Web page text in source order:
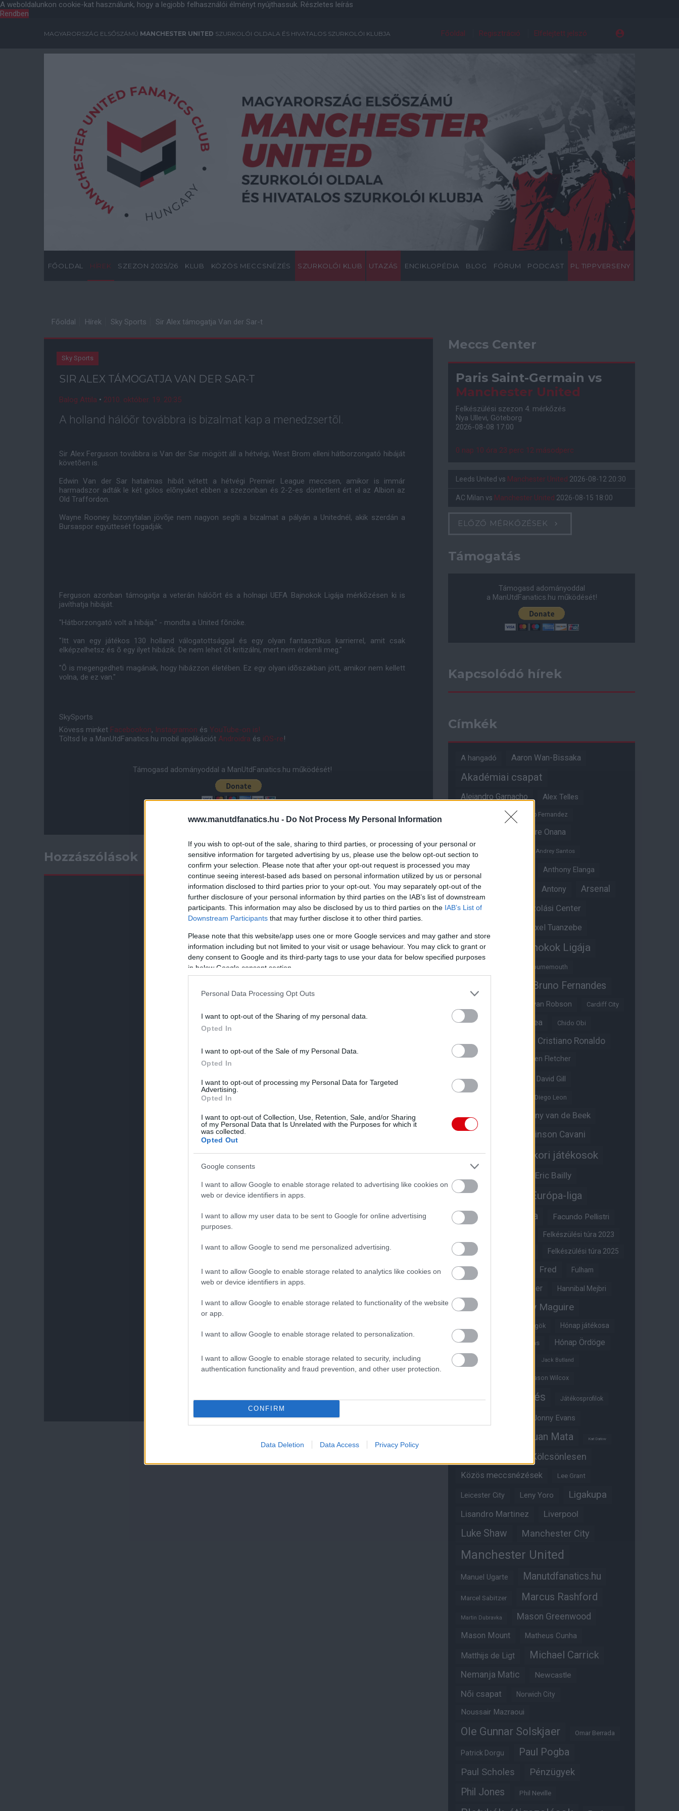
A weboldalunkon cookie-kat használunk, hogy a legjobb felhasználói élményt nyújthassuk. Részletes leírás
Rendben
www.manutdfanatics.hu - Do Not Process My Personal Information
If you wish to opt-out of the sale, sharing to third parties, or processing of your personal or
sensitive information for targeted advertising by us, please use the below opt-out section to
confirm your selection. Please note that after your opt-out request is processed you may
continue seeing interest-based ads based on personal information utilized by us or personal
information disclosed to third parties prior to your opt-out. You may separately opt-out of the
further disclosure of your personal information by third parties on the IAB’s list of downstream
participants. This information may also be disclosed by us to third parties on the IAB’s List of
Downstream Participants that may further disclose it to other third parties.
Please note that this website/app uses one or more Google services and may gather and store
information including but not limited to your visit or usage behaviour. You may click to grant or
deny consent to Google and its third-party tags to use your data for below specified purposes
in below Google consent section.
Personal Data Processing Opt Outs
I want to opt-out of the Sharing of my personal data.
Opted In
I want to opt-out of the Sale of my Personal Data.
Opted In
I want to opt-out of processing my Personal Data for Targeted
Advertising.
Opted In
I want to opt-out of Collection, Use, Retention, Sale, and/or Sharing
of my Personal Data that Is Unrelated with the Purposes for which it
was collected.
Opted Out
Google consents
I want to allow Google to enable storage related to advertising like cookies on
web or device identifiers in apps.
I want to allow my user data to be sent to Google for online advertising
purposes.
I want to allow Google to send me personalized advertising.
I want to allow Google to enable storage related to analytics like cookies on
web or device identifiers in apps.
I want to allow Google to enable storage related to functionality of the website
or app.
I want to allow Google to enable storage related to personalization.
I want to allow Google to enable storage related to security, including
authentication functionality and fraud prevention, and other user protection.
CONFIRM
Data Deletion Data Access Privacy Policy
MAGYARORSZÁG ELSŐSZÁMÚ MANCHESTER UNITED SZURKOLÓI OLDALA ÉS HIVATALOS SZURKOLÓI KLUBJA Főoldal Regisztráció Elfelejtett jelszó
FŐOLDAL HÍREK SZEZON 2025/26 KLUB KÖZÖS MECCSNÉZÉS SZURKOLÓI KLUB UTAZÁS ENCIKLOPÉDIA BLOG FÓRUM PODCAST PL TIPPVERSENY
Főoldal Hírek Sky Sports Sir Alex támogatja Van der Sar-t
Sky Sports
SIR ALEX TÁMOGATJA VAN DER SAR-T
Balog Attila • 2010. október. 19. 20:35
A holland hálóõr továbbra is bizalmat kap a menedzsertõl.
Sir Alex Ferguson továbbra is Van der Sar mögött áll a hétvégi, West Brom elleni hátborzongató hibáját
követõen is.
Edwin Van der Sar hatalmas hibát vétett a hétvégi Premier League meccsen, amikor is immár
harmadszor adták le két gólos elõnyüket ebben a szezonban és 2-2-es döntetlent ért el az Albion az
Old Traffordon.
Wayne Rooney bizonytalan jövõje nem nagyon segíti a bizalmat a pályán a Unitednél, akik szerdán a
Bursaspor együttesét fogadják.
Ferguson azonban támogatja a veterán hálóõrt és a holnapi UEFA Bajnokok Ligája mérkõzésen ki is
javíthatja hibáját.
"Hátborzongató volt a hibája." - mondta a United fõnöke.
"Itt van egy játékos 130 holland válogatottsággal és egy olyan fantasztikus karrierrel, amit csak
elképzelhetsz és õ egy ilyet hibázik. De nem lehet õt kritizálni, mert nem érdemli meg."
"Õ is megengedheti magának, hogy hibázzon életében. Ez egy olyan idõszakban jött, amikor nem kellett
volna, de ez van."
SkySports
Kövess minket Facebookon, Instagramon és YouTube-on is!
Töltsd le a ManUtdFanatics.hu mobil applikációt Androidra és iOS-re!
Támogasd adományoddal a ManUtdFanatics.hu működését!
Hozzászólások
Meccs Center
Paris Saint-Germain vs
Manchester United
Felkészülési szezon 4. mérkőzés
Nya Ullevi, Göteborg
2026-08-08 17:00
0 nap 10 óra 23 perc 11 másodperc
Leeds United vs Manchester United 2026-08-12 20:30
AC Milan vs Manchester United 2026-08-15 18:00
ELŐZŐ MÉRKŐZÉSEK
Támogatás
Támogasd adományoddal
a ManUtdFanatics.hu működését!
Kapcsolódó hírek
Címkék
A hangadó Aaron Wan-Bissaka
Akadémiai csapat
Alejandro Garnacho Alex Telles
Alvaro Fernandez
Andre Onana
Andreas Pereira
Andrey Santos
Angol válogatott Anthony Elanga
Anthony Martial Antony Arsenal
Aston Villa Átigazolási Center
Axel Tuanzebe
Ayden Heaven Bajnokok Ligája
Bournemouth
Bruno Fernandes
Bryan Robson Cardiff City
Casemiro Chelsea Chido Obi
Cristiano Ronaldo
Crystal Palace Darren Fletcher
David De Gea David Gill
Diego Leon
Diogo Dalot
Donny van de Beek
Edinson Cavani
Edzői stáb Egykori játékosok
Eric Bailly
Erik ten Hag Európa-liga
Everton FA-kupa Facundo Pellistri
Felkészülési túra 2023
Felkészülési túra 2024 Felkészülési túra 2025
Felkészülési túra 2026 Fred Fulham
Glazer Hannibal Mejbri
Harry Amass Harry Maguire
Híres magyar Vörös Ördögök Hónap játékosa
Hónap legjobbja szavazás Hónap Ördöge
Hull City Jack Butland
Jason Wilcox
Játékosértékelés Játékosprofilok
Jonny Evans
Juan Mata Karl Darlow
Kölcsönlesen
Közös meccsnézések Lee Grant
Leicester City Leny Yoro Ligakupa
Lisandro Martinez Liverpool
Luke Shaw Manchester City
Manchester United
Manuel Ugarte Manutdfanatics.hu
Marcel Sabitzer Marcus Rashford
Martin Dubravka Mason Greenwood
Mason Mount Matheus Cunha
Matthijs de Ligt Michael Carrick
Nemanja Matic Newcastle
Női csapat Norwich City
Noussair Mazraoui
Ole Gunnar Solskjaer Omar Berrada
Patrick Dorgu Paul Pogba
Paul Scholes Pénzügyek
Phil Jones Phil Neville